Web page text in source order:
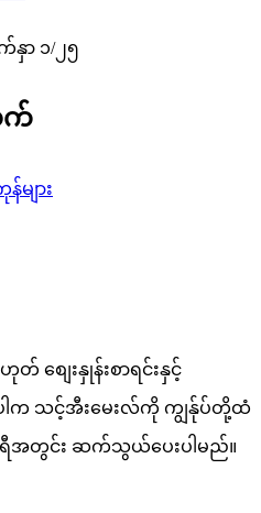
နှာ ၁/၂၅
က်
ျား
စျေးနှုန်းစာရင်းနှင့်
ါက သင့်အီးမေးလ်ကို ကျွန်ုပ်တို့ထံ
ရီအတွင်း ဆက်သွယ်ပေးပါမည်။